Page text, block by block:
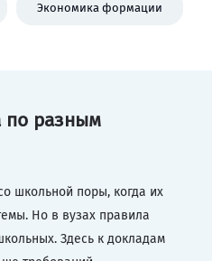
Экономика формации
по разным
школьной поры, когда их
Но в вузах правила
Здесь к докладам